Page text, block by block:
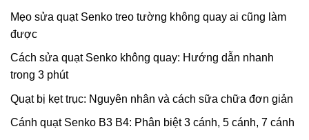
Mẹo sửa quạt Senko treo tường không quay ai cũng làm
được
Cách sửa quạt Senko không quay: Hướng dẫn nhanh
trong 3 phút
Quạt bị kẹt trục: Nguyên nhân và cách sữa chữa đơn giản
Cánh quạt Senko B3 B4: Phân biệt 3 cánh, 5 cánh, 7 cánh